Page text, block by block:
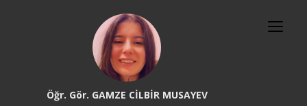
Öğr. Gör. GAMZE CİLBİR MUSAYEV